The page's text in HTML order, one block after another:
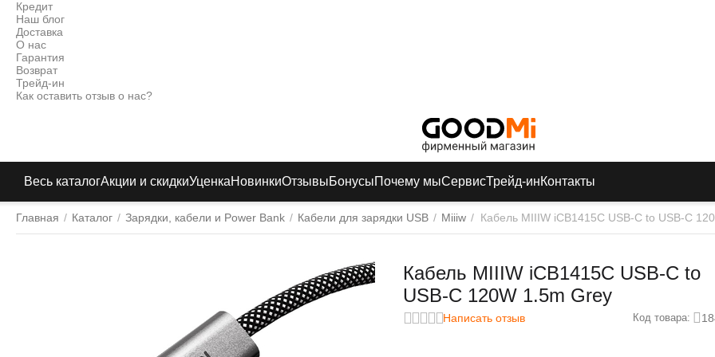
Кредит
Наш блог
Доставка
О нас
Гарантия
Возврат
Трейд-ин
Как оставить отзыв о нас?
Весь каталогАкции и скидкиУценкаНовинкиОтзывыБонусыПочему мыСервисТрейд-инКонтакты
Главная / Каталог / Зарядки, кабели и Power Bank / Кабели для зарядки USB / Miiiw / Кабель MIIIW iCB1415C USB-C to USB-C
Кабель MIIIW iCB1415C USB-C to
USB-C 120W 1.5m Grey
Написать отзыв Код товара: